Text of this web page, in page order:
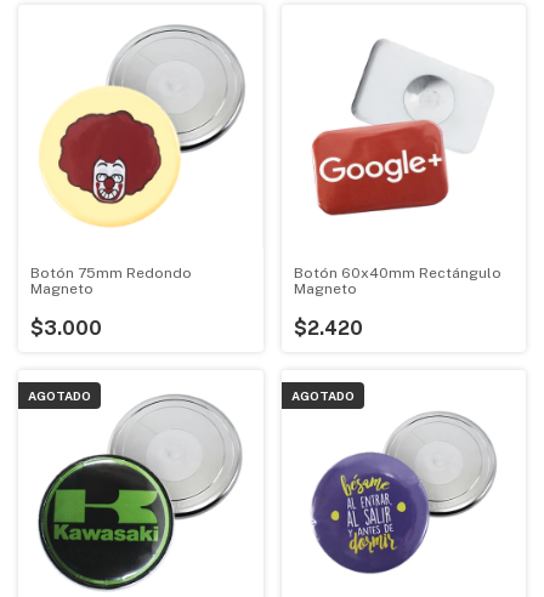
Botón 75mm Redondo
Magneto
$3.000
Botón 60x40mm Rectángulo
Magneto
$2.420
AGOTADO AGOTADO